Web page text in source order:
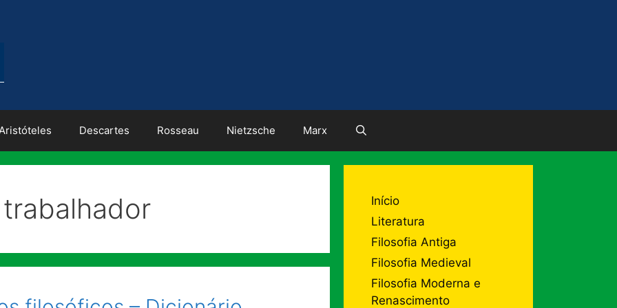
Descartes Rosseau Nietzsche Marx
Início
Literatura
Filosofia Antiga
Filosofia Medieval
Filosofia Moderna e
Renascimento